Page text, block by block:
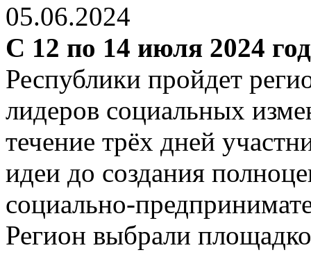
05.06.2024
С 12 по 14 июля 2024
Республики пройдет
лидеров социальных
течение трёх дней
идеи до создания
социально-
Регион выбрали